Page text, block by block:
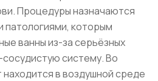
Процедуры назначаются
патологиями, которым
ванны из-за серьёзных
систему. Во
в воздушной среде